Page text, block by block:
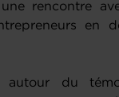
rencontre
en
du